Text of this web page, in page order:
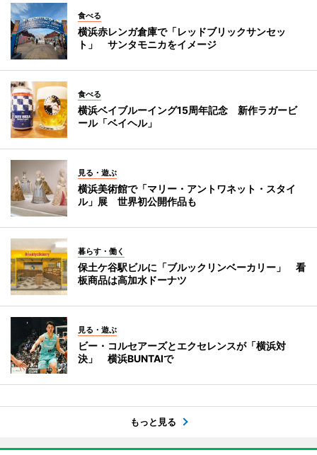
食べる
横浜赤レンガ倉庫で「レッドブリックサンセッ
ト」 サンタモニカをイメージ
食べる
横浜ベイブルーイング15周年記念 新作ラガービ
ール「ベイヘル」
見る・遊ぶ
横浜美術館で「マリー・アントワネット・スタイ
ル」展 世界初公開作品も
暮らす・働く
保土ケ谷駅ビルに「ブルックリンベーカリー」 看
板商品は高加水ドーナツ
見る・遊ぶ
ビー・コルセアーズとエクセレンスが「横浜対
決」 横浜BUNTAIで
もっと見る